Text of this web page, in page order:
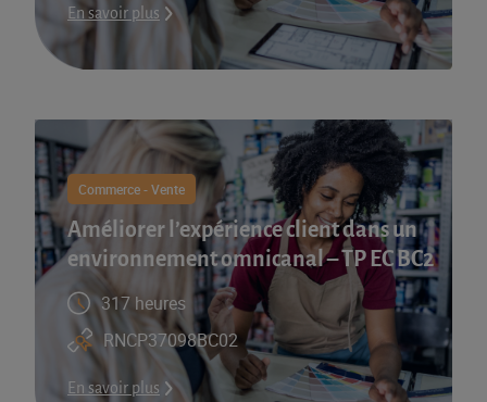
En savoir plus
Commerce - Vente
Améliorer l’expérience client dans un
environnement omnicanal – TP EC BC2
317 heures
RNCP37098BC02
En savoir plus